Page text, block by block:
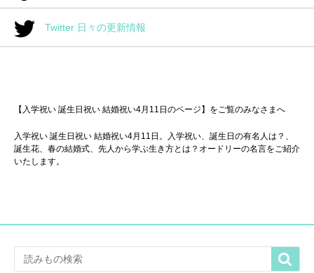
Twitter 日々の更新情報
【入学祝い 誕生日祝い 結婚祝い4月11日のページ】をご覧のみなさまへ
入学祝い 誕生日祝い 結婚祝い4月11日。入学祝い、誕生日の有名人は？、
誕生花、春の結婚式、先人から学ぶ生き方とは？オードリーの名言をご紹介
いたします。
